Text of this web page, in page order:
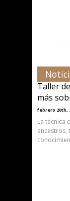
Taller
más
febrero 20th,
La técnica
ancestros,